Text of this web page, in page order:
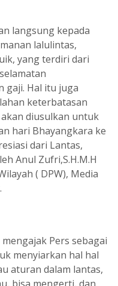
langsung kepada
lalulintas,
yang terdiri dari
gaji. Hal itu juga
keterbatasan
diusulkan untuk
hari Bhayangkara ke
dari Lantas,
Anul Zufri,S.H.M.H
( DPW), Media
Pers sebagai
menyiarkan hal hal
aturan dalam lantas,